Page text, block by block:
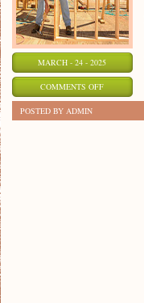
MARCH - 24 - 2025
COMMENTS OFFON
POSTED BY ADMIN